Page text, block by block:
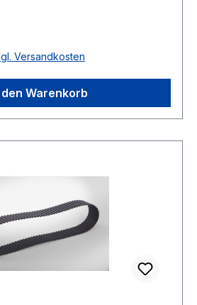
Zugstrang Glasfaser Norm
ja
Versandkosten
den Warenkorb